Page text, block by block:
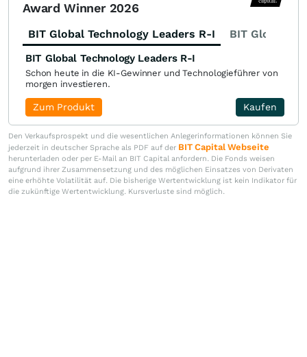
Award Winner 2026
BIT Global Technology Leaders R-I BIT Global
BIT Global Technology Leaders R-I
Schon heute in die KI-Gewinner und Technologieführer von
morgen investieren.
Kaufen
Zum Produkt
Den Verkaufsprospekt und die wesentlichen Anlegerinformationen können Sie
jederzeit in deutscher Sprache als PDF auf der BIT Capital Webseite
herunterladen oder per E-Mail an BIT Capital anfordern. Die Fonds weisen
aufgrund ihrer Zusammensetzung und des möglichen Einsatzes von Derivaten
eine erhöhte Volatilität auf. Die bisherige Wertentwicklung ist kein Indikator für
die zukünftige Wertentwicklung. Kursverluste sind möglich.